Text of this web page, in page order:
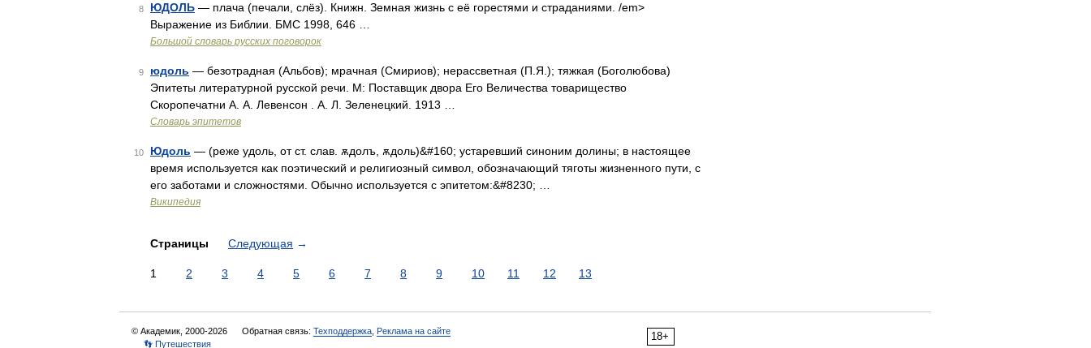
8 ЮДОЛЬ — плача (печали, слёз). Книжн. Земная жизнь с её горестями и страданиями. /em>
Выражение из Библии. БМС 1998, 646 …
Большой словарь русских поговорок
9 юдоль — безотрадная (Альбов); мрачная (Смириов); нерассветная (П.Я.); тяжкая (Боголюбова)
Эпитеты литературной русской речи. М: Поставщик двора Его Величества товарищество
Скоропечатни А. А. Левенсон . А. Л. Зеленецкий. 1913 …
Словарь эпитетов
10 Юдоль — (реже удоль, от ст. слав. ѫдолъ, ѫдоль)&#160; устаревший синоним долины; в настоящее
время используется как поэтический и религиозный символ, обозначающий тяготы жизненного пути, с
его заботами и сложностями. Обычно используется с эпитетом:&#8230; …
Википедия
Страницы Следующая →
1 2 3 4 5 6 7 8 9 10 11 12 13
18+
© Академик, 2000-2026 Обратная связь: Техподдержка Реклама на сайте
👣 Путешествия